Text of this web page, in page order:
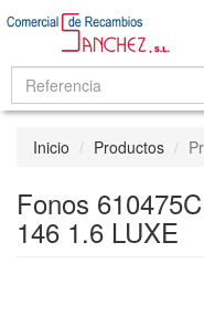
Inicio Productos
Fonos
146 1.6 LUXE